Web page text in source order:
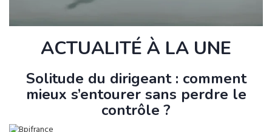
ACTUALITÉ À LA UNE
Solitude du dirigeant : comment
mieux s’entourer sans perdre le
contrôle ?